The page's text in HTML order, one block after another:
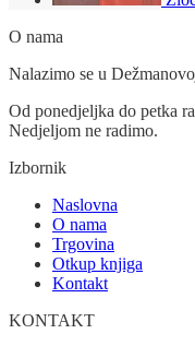
O nama
Nalazimo se u
Od ponedjeljka do petka
Nedjeljom ne radimo.
Izbornik
Naslovna
O nama
Trgovina
Otkup knjiga
Kontakt
KONTAKT